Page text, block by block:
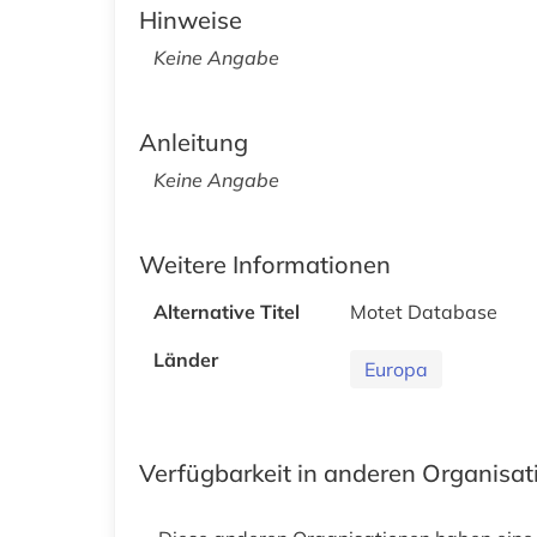
Hinweise
Keine Angabe
Anleitung
Keine Angabe
Weitere Informationen
Alternative Titel
Motet Database
Länder
Europa
Verfügbarkeit in anderen